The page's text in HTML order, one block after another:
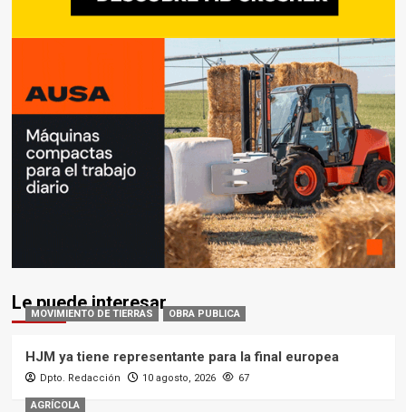
Le puede interesar
MOVIMIENTO DE TIERRAS OBRA PUBLICA
HJM ya tiene representante para la final europea
Dpto. Redacción 10 agosto, 2026 67
AGRÍCOLA